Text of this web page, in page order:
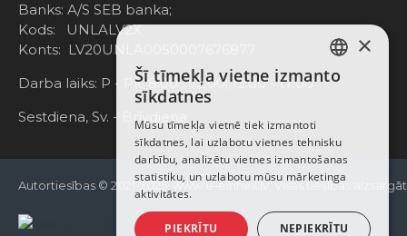
Banks: A/S SEB banka;
Kods: UNLALV2X
Konts: LV20UNLA0050007676877
Darba laiks: P - Pk. 8:00 - 12:00; 13:00 - 17:00
Sestdiena, Sv. - Brīvdiena
Autortiesības © 2021-2025, www.e-einhell.lv, Visas tiesības
LATVIAN
ENGLISH
×
Šī tīmekļa vietne izmanto
sīkdatnes
Mūsu tīmekļa vietnē tiek izmantoti
sīkdatnes, lai uzlabotu vietnes tehnisku
darbību, analizētu vietnes izmantošanas
statistiku, un uzlabotu mūsu mārketinga
aktivitātes.
PIEKRĪTU NEPIEKRĪTU